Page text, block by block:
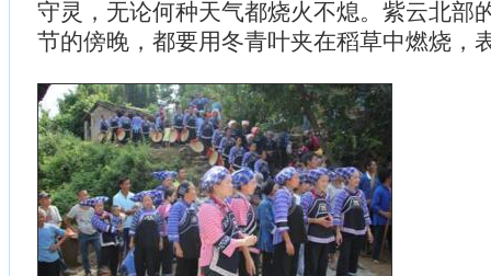
守灵，无论何种天气都烧火不熄。紫云北部
节的傍晚，都要用冬青叶夹在稻草中燃烧，